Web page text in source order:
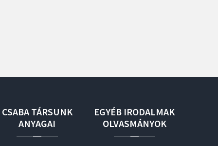
CSABA TÁRSUNK
ANYAGAI
EGYÉB IRODALMAK
OLVASMÁNYOK